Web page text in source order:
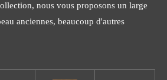
nous vous proposons un large
anciennes, beaucoup d'autres